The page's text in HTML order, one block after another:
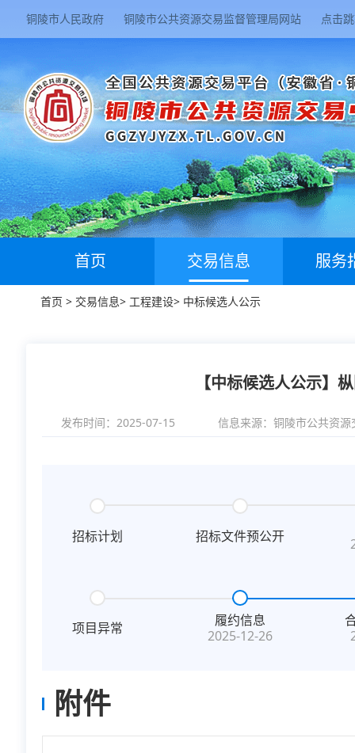
铜陵市人民政府 铜陵市公共资源交易监督管理局网站 点击
首页 交易信息 服务
首页 > 交易信息> 工程建设> 中标候选人公示
【中标候选人公示】
发布时间：2025-07-15 信息来源： 铜陵市公共资源
招标计划 招标文件预公开
履约信息
2025-12-26
项目异常
附件